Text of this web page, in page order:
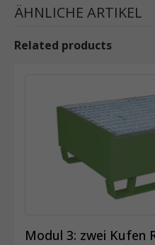
ÄHNLICHE ARTIKEL
Related products
Modul 3: zwei Kufen